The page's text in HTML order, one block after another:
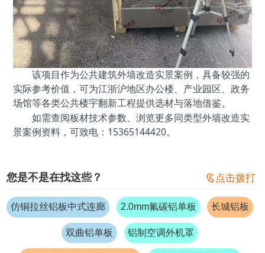
该项目作为公共建筑外墙改造实景案例，具备较强的
实际参考价值，可为江浙沪地区办公楼、产业园区、政务
场馆等各类公共楼宇翻新工程提供选材与落地借鉴。
如需查阅板材技术参数、浏览更多同类型外墙改造实
景案例资料，可致电：15365144420。
您是不是在找这些？  点击拨打
仿铜拉丝铝板中式连廊 2.0mm氟碳铝单板 长城铝板
双曲铝单板 铝制空调外机罩